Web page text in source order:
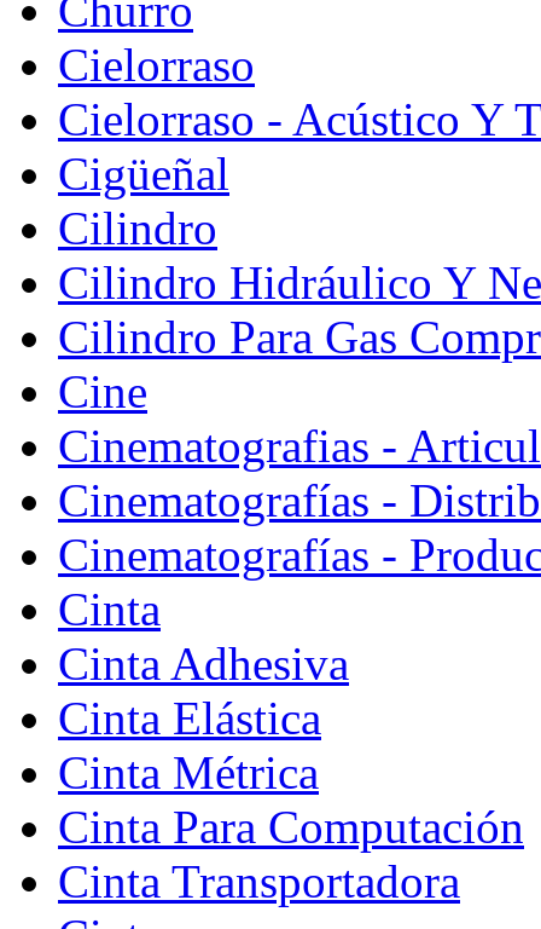
Cielorraso
Cielorraso - Acústico Y
Cigüeñal
Cilindro
Cilindro Hidráulico Y
Cilindro Para Gas
Cine
Cinematografias -
Cinematografías -
Cinematografías -
Cinta
Cinta Adhesiva
Cinta Elástica
Cinta Métrica
Cinta Para Computación
Cinta Transportadora